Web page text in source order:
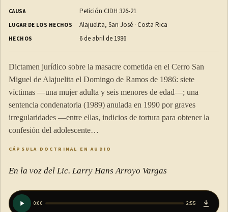
CAUSA Petición CIDH 326-21
LUGAR DE LOS HECHOS Alajuelita, San José · Costa Rica
HECHOS 6 de abril de 1986
Dictamen jurídico sobre la masacre cometida en el Cerro San
Miguel de Alajuelita el Domingo de Ramos de 1986: siete
víctimas —una mujer adulta y seis menores de edad—; una
sentencia condenatoria (1989) anulada en 1990 por graves
irregularidades —entre ellas, indicios de tortura para obtener la
confesión del adolescente…
CÁPSULA DOCTRINAL EN AUDIO
En la voz del Lic. Larry Hans Arroyo Vargas
0:00 2:55